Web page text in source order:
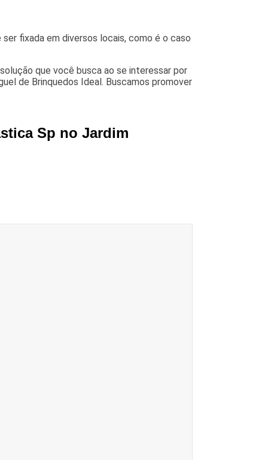
fixada em diversos locais, como é o caso
que você busca ao se interessar por
de Brinquedos Ideal. Buscamos promover
Sp no Jardim